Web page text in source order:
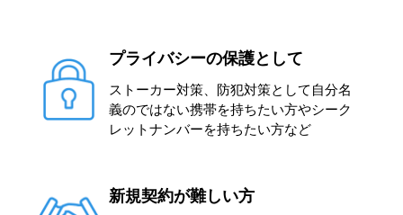
プライバシーの保護として
ストーカー対策、防犯対策として自分名
義のではない携帯を持ちたい方やシーク
レットナンバーを持ちたい方など
新規契約が難しい方